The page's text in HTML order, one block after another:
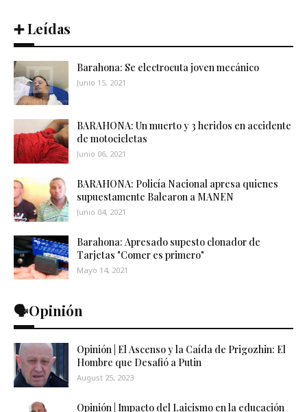
➕ Leídas
Barahona: Se electrocuta joven mecánico
Junio 15, 2021
BARAHONA: Un muerto y 3 heridos en accidente
de motocicletas
Junio 06, 2021
BARAHONA: Policía Nacional apresa quienes
supuestamente Balearon a MANEN
Junio 04, 2021
Barahona: Apresado supesto clonador de
Tarjetas "Comer es primero"
Mayo 14, 2021
🗣️Opinión
Opinión | El Ascenso y la Caída de Prigozhin: El
Hombre que Desafió a Putin
August 25, 2023
Opinión | Impacto del Laicismo en la educación